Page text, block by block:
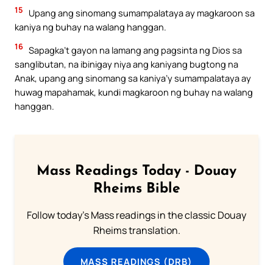
15
Upang ang sinomang sumampalataya ay magkaroon sa
kaniya ng buhay na walang hanggan.
16 Sapagka’t gayon na lamang ang pagsinta ng Dios sa
sanglibutan, na ibinigay niya ang kaniyang bugtong na
Anak, upang ang sinomang sa kaniya’y sumampalataya ay
huwag mapahamak, kundi magkaroon ng buhay na walang
hanggan.
Mass Readings Today - Douay
Rheims Bible
Follow today's Mass readings in the classic Douay
Rheims translation.
MASS READINGS (DRB)